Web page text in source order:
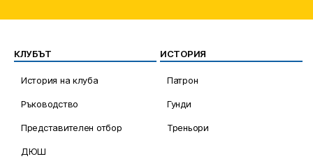
КЛУБЪТ
История на клуба
Ръководство
Представителен отбор
ДЮШ
ИСТОРИЯ
Патрон
Гунди
Треньори